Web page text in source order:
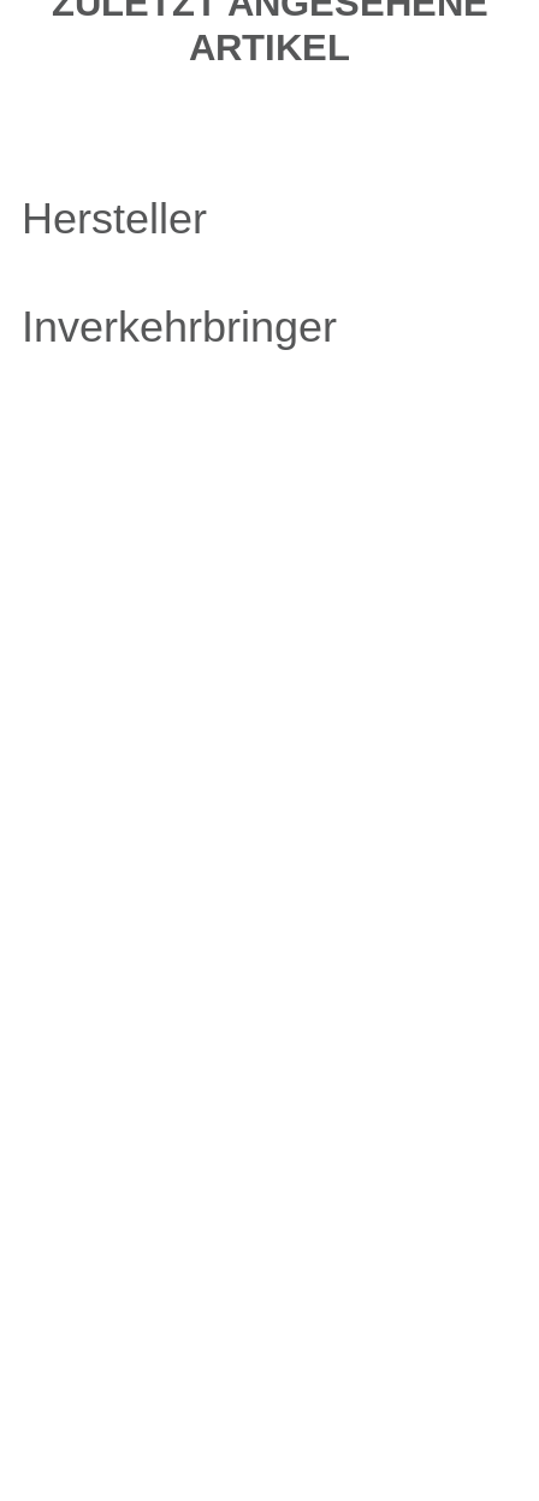
ARTIKEL
Hersteller
Inverkehrbringer